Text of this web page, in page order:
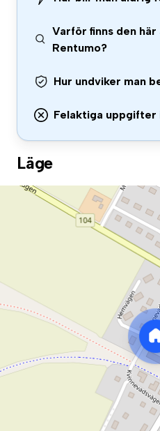
Varför finns den här
Rentumo?
Hur undviker man
Felaktiga uppgifter
Läge